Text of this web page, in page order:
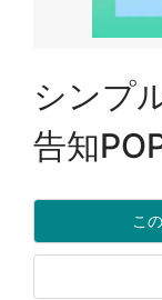
シンプ
告知
こ